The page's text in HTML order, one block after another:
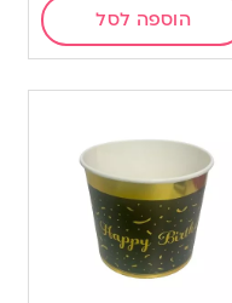
הוספה לסל